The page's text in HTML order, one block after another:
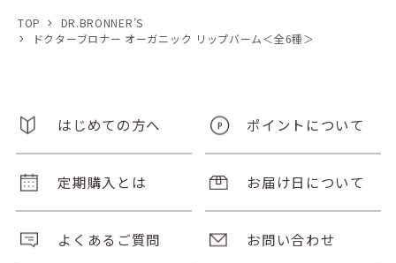
TOP
DR.BRONNER’S
ドクターブロナー オーガニック リップバーム＜全6種＞
はじめての方へ ポイントについて
定期購入とは お届け日について
よくあるご質問 お問い合わせ